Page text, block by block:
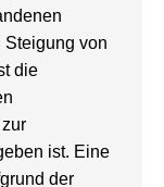
Steigung von
die
ist. Eine
der